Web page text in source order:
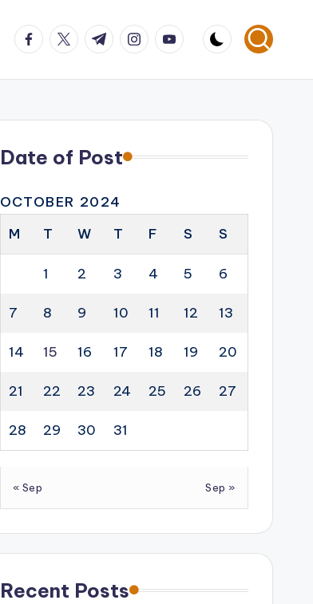
facebook.com
twitter.com
t.me instagram.com
youtube.com
Date of Post
OCTOBER 2024
M
T W T F S S
1 2 3 4 5 6
7 8 9 10 11 12 13
14 15 16 17 18 19 20
21 22 23 24 25 26 27
28 29 30 31
« Sep Sep »
Recent Posts